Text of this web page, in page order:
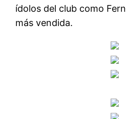
ídolos del club como
más vendida.